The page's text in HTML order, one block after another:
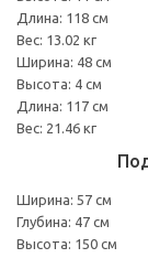
Длина: 118 см
Вес: 13.02 кг
Ширина: 48 см
Высота: 4 см
Длина: 117 см
Вес: 21.46 кг
Ширина: 57 см
Глубина: 47 см
Высота: 150 см